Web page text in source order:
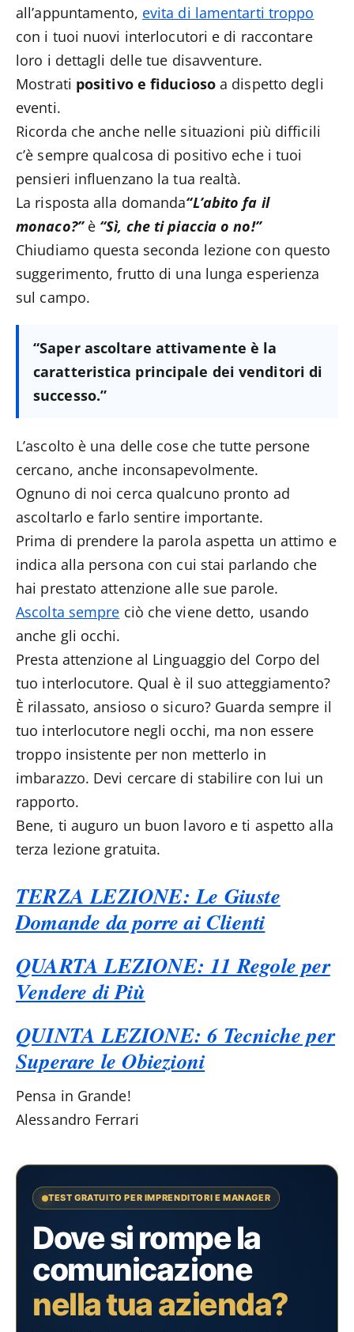
all’appuntamento, evita di lamentarti troppo
con i tuoi nuovi interlocutori e di raccontare
loro i dettagli delle tue disavventure.
Mostrati positivo e fiduciosoa dispetto degli
eventi.
Ricorda che anche nelle situazioni più difficili
c’è sempre qualcosa di positivo eche i tuoi
pensieri influenzano la tua realtà.
La risposta alla domanda“L’abito fa il
monaco?”è “Sì, che ti piaccia o no!”
Chiudiamo questa seconda lezione con questo
suggerimento, frutto di una lunga esperienza
sul campo.
“Saper ascoltare attivamente è la
caratteristica principale dei venditori di
successo.”
L’ascolto è una delle cose che tutte persone
cercano, anche inconsapevolmente.
Ognuno di noi cerca qualcuno pronto ad
ascoltarlo e farlo sentire importante.
Prima di prendere la parola aspetta un attimo e
indica alla persona con cui stai parlando che
hai prestato attenzione alle sue parole.
Ascolta sempre ciò che viene detto, usando
anche gli occhi.
Presta attenzione al Linguaggio del Corpo del
tuo interlocutore. Qual è il suo atteggiamento?
È rilassato, ansioso o sicuro? Guarda sempre il
tuo interlocutore negli occhi, ma non essere
troppo insistente per non metterlo in
imbarazzo. Devi cercare di stabilire con lui un
rapporto.
Bene, ti auguro un buon lavoro e ti aspetto alla
terza lezione gratuita.
TERZA LEZIONE: Le Giuste
Domande da porre ai Clienti
QUARTA LEZIONE: 11 Regole per
Vendere di Più
QUINTA LEZIONE: 6 Tecniche per
Superare le Obiezioni
Pensa in Grande!
Alessandro Ferrari
TEST GRATUITO PER IMPRENDITORI E MANAGER
Dove si rompe la
comunicazione
nella tua azienda?